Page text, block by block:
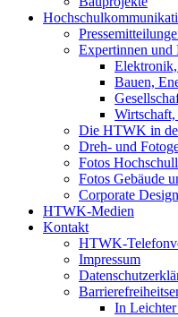
Expertinnen und
Bauen,
Wirtschaft,
Die HTWK in
Dreh- und
Fotos
Fotos Gebäude
Corporate Design
HTWK-Medien
Kontakt
HTWK-
Impressum
In Leichter